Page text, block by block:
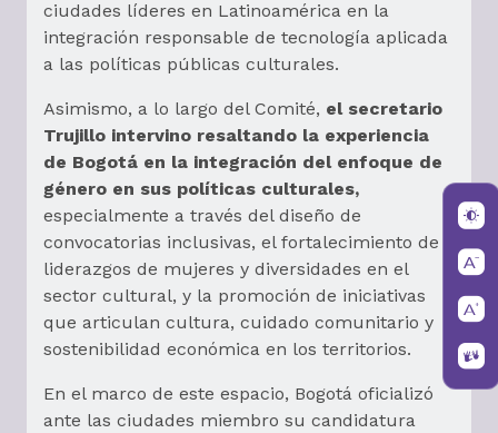
ciudades líderes en Latinoamérica en la
integración responsable de tecnología aplicada
a las políticas públicas culturales.
Asimismo, a lo largo del Comité, el secretario
Trujillo intervino resaltando la experiencia
de Bogotá en la integración del enfoque de
género en sus políticas culturales,
especialmente a través del diseño de
convocatorias inclusivas, el fortalecimiento de
liderazgos de mujeres y diversidades en el
sector cultural, y la promoción de iniciativas
que articulan cultura, cuidado comunitario y
sostenibilidad económica en los territorios.
En el marco de este espacio, Bogotá oficializó
ante las ciudades miembro su candidatura